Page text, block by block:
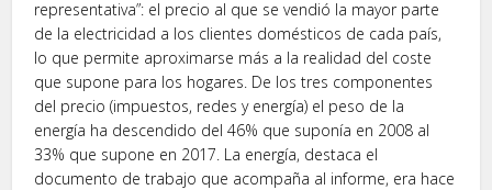
representativa”: el precio al que se vendió la mayor parte
de la electricidad a los clientes domésticos de cada país,
lo que permite aproximarse más a la realidad del coste
que supone para los hogares. De los tres componentes
del precio (impuestos, redes y energía) el peso de la
energía ha descendido del 46% que suponía en 2008 al
33% que supone en 2017. La energía, destaca el
documento de trabajo que acompaña al informe, era hace